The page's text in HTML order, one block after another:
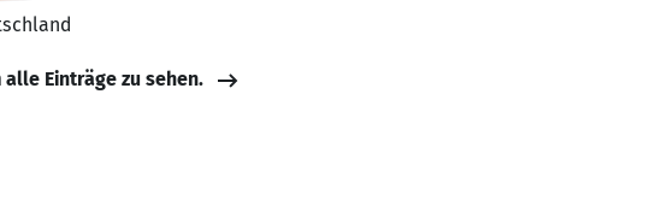
alle Einträge zu sehen.